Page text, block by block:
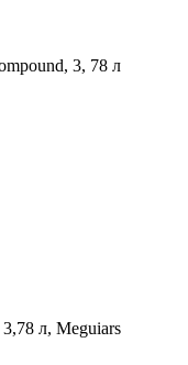
3, 78 л
л, Meguiars